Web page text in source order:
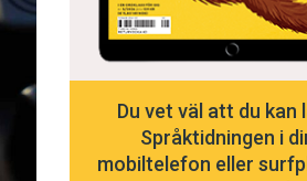
Du vet väl att du kan
Språktidningen i
mobiltelefon eller